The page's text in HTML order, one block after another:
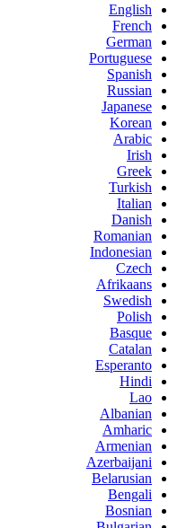
English
French
German
Portuguese
Spanish
Russian
Japanese
Korean
Arabic
Irish
Greek
Turkish
Italian
Danish
Romanian
Indonesian
Czech
Afrikaans
Swedish
Polish
Basque
Catalan
Esperanto
Hindi
Lao
Albanian
Amharic
Armenian
Azerbaijani
Belarusian
Bengali
Bosnian